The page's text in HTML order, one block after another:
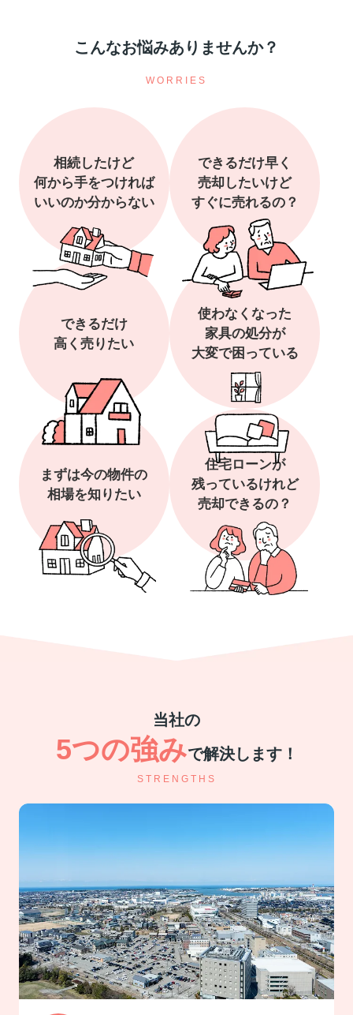
こんなお悩みありませんか？
WORRIES
相続したけど
何から手をつければ
いいのか分からない
できるだけ早く
売却したいけど
すぐに売れるの？
できるだけ
高く売りたい
使わなくなった
家具の処分が
大変で困っている
まずは今の物件の
相場を知りたい
住宅ローンが
残っているけれど
売却できるの？
当社の
5つの強みで解決します！
STRENGTHS